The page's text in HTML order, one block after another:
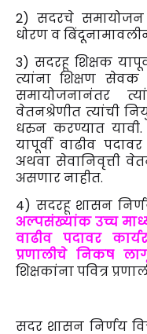
2) सदरचे समायोजन
धोरण व
3) सदरहू शिक्षक
त्यांना शिक्षण
समायोजनानंतर
वेतनश्रेणीत त्यांची
धरुन करण्यात यावी.
यापूर्वी वाढीव
अथवा सेवानिवृत्ती
असणार नाहीत.
4) सदरहू शासन
अल्पसंख्यांक उच्च
वाढीव पदावर
प्रणालीचे निकष
शिक्षकांना पवित्र
सदर शासन निर्णय